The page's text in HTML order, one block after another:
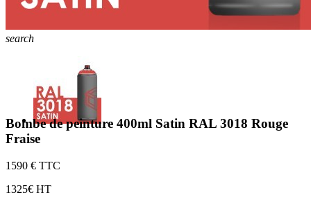
search
Bombe de peinture 400ml Satin RAL 3018 Rouge
Fraise
1590 € TTC
1325€ HT